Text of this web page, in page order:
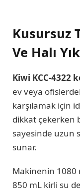
Kusursuz
Ve Halı
Kiwi KCC-4322
ev veya
karşılamak için
dikkat çekerken
sayesinde uzun
sunar.
Makinenin 1080
850 mL kirli su